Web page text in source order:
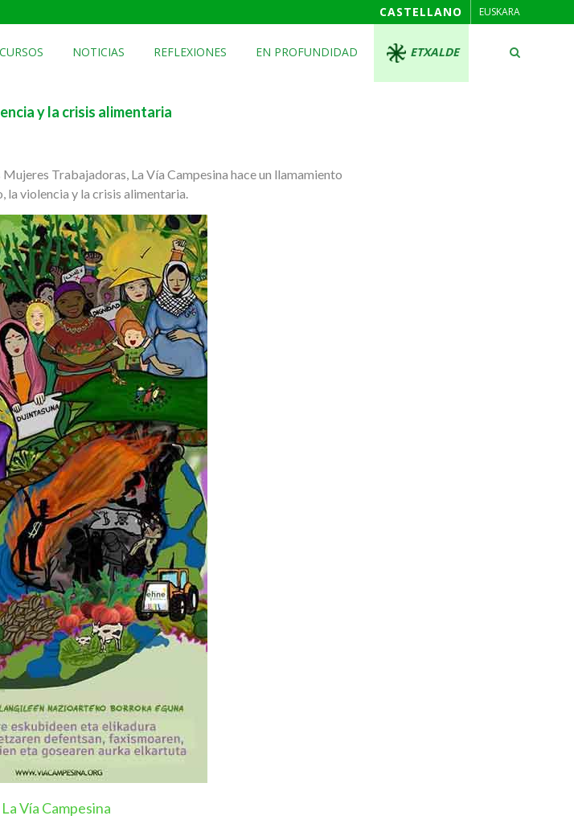
CASTELLANO EUSKARA
NOTICIAS REFLEXIONES EN PROFUNDIDAD ETXALDE
y la crisis alimentaria
Trabajadoras, La Vía Campesina hace un llamamiento
la violencia y la crisis alimentaria.
Vía Campesina